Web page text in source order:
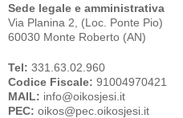
Sede legale e amministrativa
Via Planina 2, (Loc. Ponte Pio)
60030 Monte Roberto (AN)
Tel: 331.63.02.960
Codice Fiscale: 91004970421
MAIL: info@oikosjesi.it
PEC: oikos@pec.oikosjesi.it